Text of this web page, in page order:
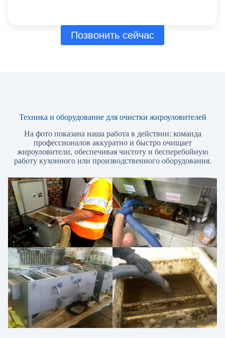
Позвонить сейчас
Техника и оборудование для очистки жироуловителей
На фото показана наша работа в действии: команда
профессионалов аккуратно и быстро очищает
жироуловители, обеспечивая чистоту и бесперебойную
работу кухонного или производственного оборудования.